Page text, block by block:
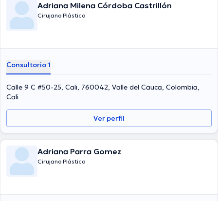
Adriana Milena Córdoba Castrillón
Cirujano Plástico
Consultorio 1
Calle 9 C #50-25, Cali, 760042, Valle del Cauca, Colombia,
Cali
Ver perfil
Adriana Parra Gomez
Cirujano Plástico